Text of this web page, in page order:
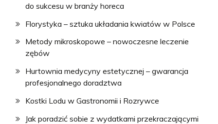
do sukcesu w branży horeca
Florystyka – sztuka układania kwiatów w Polsce
Metody mikroskopowe – nowoczesne leczenie
zębów
Hurtownia medycyny estetycznej – gwarancja
profesjonalnego doradztwa
Kostki Lodu w Gastronomii i Rozrywce
Jak poradzić sobie z wydatkami przekraczającymi